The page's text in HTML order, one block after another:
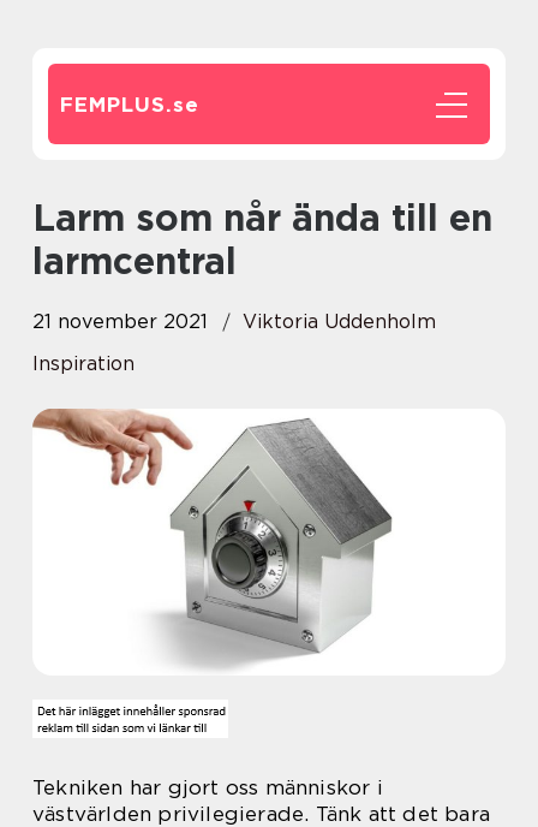
FEMPLUS.se
Larm som når ända till en
larmcentral
21 november 2021
Viktoria Uddenholm
Inspiration
Tekniken har gjort oss människor i
västvärlden privilegierade. Tänk att det bara